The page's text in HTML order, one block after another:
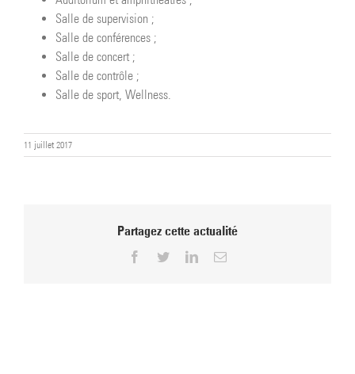
Salle de supervision ;
Salle de conférences ;
Salle de concert ;
Salle de contrôle ;
Salle de sport, Wellness.
11 juillet 2017
Partagez cette actualité
Facebook
TwitterLinkedInEmail